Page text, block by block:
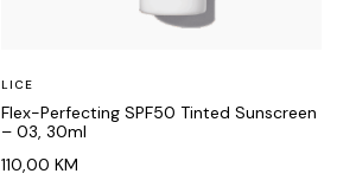
LICE
Flex-Perfecting SPF50 Tinted Sunscreen
– 03, 30ml
110,00 KM